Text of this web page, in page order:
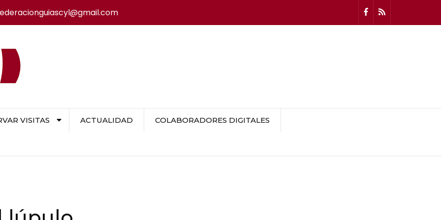
VISITAS ACTUALIDAD COLABORADORES DIGITALES